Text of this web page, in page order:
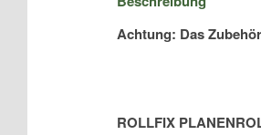
Achtung: Das
ROLLFIX